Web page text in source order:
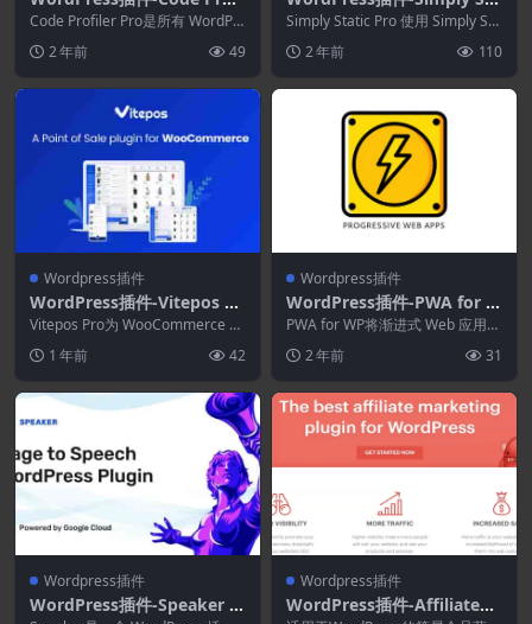
ler Pro 1.6.8–WordPress性
能分析和调试
Code Profiler Pro是所有 WordPr
ess 用户的游戏规则改变...
2 年前 49
tic Pro 1.6.0–WordPress静
态站点生成器
Simply Static Pro 使用 Simply Sta
tic（最好的 W...
2 年前 110
Wordpress插件
WordPress插件-Vitepos Pr
o 3.2.3–销售点(POS)插件
Vitepos Pro为 WooCommerce 取
1 年前 42
Wordpress插件
WordPress插件-PWA for W
P 1.7.60
PWA for WP将渐进式 Web 应用程
2 年前 31
Wordpress插件
WordPress插件-Speaker 4.
Wordpress插件
WordPress插件-AffiliateW